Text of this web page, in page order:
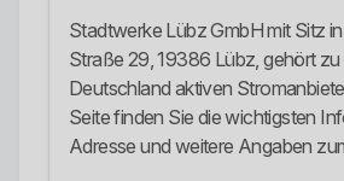
Stadtwerke Lübz GmbH mit Sitz
Straße 29, 19386 Lübz, gehört zu
Deutschland aktiven
Seite finden Sie die wichtigsten
Adresse und weitere Angaben